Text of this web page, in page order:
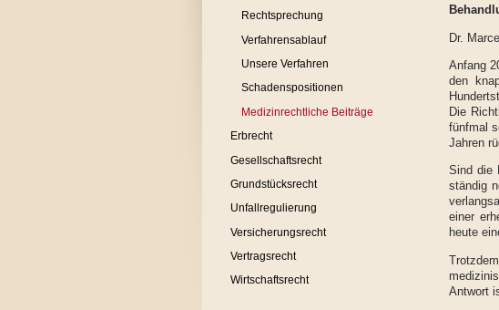
Rechtsprechung
Verfahrensablauf
Unsere Verfahren
Schadenspositionen
Medizinrechtliche Beiträge
Erbrecht
Gesellschaftsrecht
Grundstücksrecht
Unfallregulierung
Versicherungsrecht
Vertragsrecht
Wirtschaftsrecht
Dr.
Anfang
den
Die
fünfmal
Jahren
Sind die
ständig
einer
heute
Antwort